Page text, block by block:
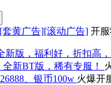
[套黄广告][滚动广告] 开
新版，福利好，折扣高
新BT版，稀有专服！
、银币100w 火爆开